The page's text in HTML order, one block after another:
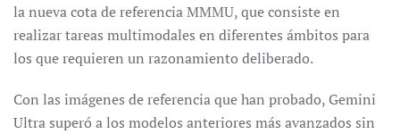
la nueva cota de referencia MMMU, que consiste en
realizar tareas multimodales en diferentes ámbitos para
los que requieren un razonamiento deliberado.
Con las imágenes de referencia que han probado, Gemini
Ultra superó a los modelos anteriores más avanzados sin